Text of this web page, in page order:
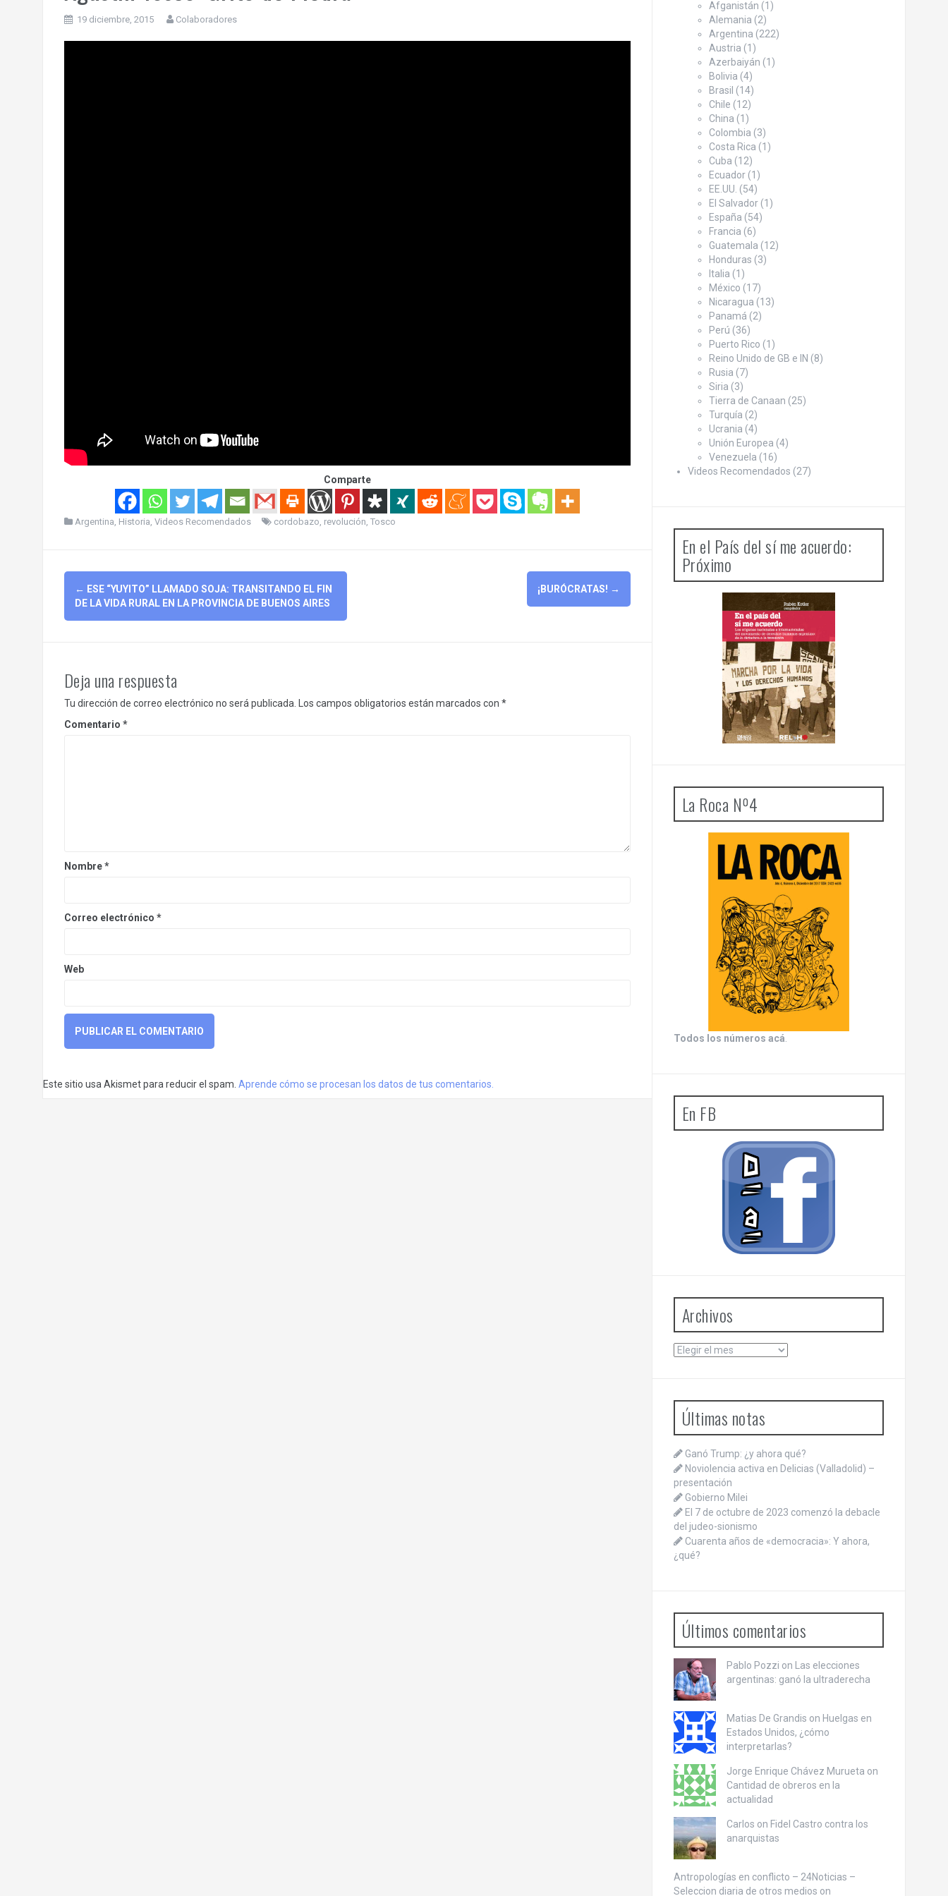
19 diciembre, 2015 Colaboradores
Comparte
Argentina Historia Videos Recomendados cordobazo revolución Tosco
Post
navigation
← ESE “YUYITO” LLAMADO SOJA: TRANSITANDO EL FIN
DE LA VIDA RURAL EN LA PROVINCIA DE BUENOS AIRES
¡BURÓCRATAS! →
Deja una respuesta
Tu dirección de correo electrónico no será publicada. Los campos obligatorios están marcados con *
Comentario *
Nombre*
Correo electrónico *
Web
Este sitio usa Akismet para reducir el spam. Aprende cómo se procesan los datos de tus comentarios.
Afganistán (1)
Alemania (2)
Argentina (222)
Austria (1)
Azerbaiyán (1)
Bolivia (4)
Brasil (14)
Chile (12)
China (1)
Colombia (3)
Costa Rica (1)
Cuba (12)
Ecuador(1)
EE.UU. (54)
El Salvador(1)
España (54)
Francia (6)
Guatemala (12)
Honduras (3)
Italia (1)
México (17)
Nicaragua (13)
Panamá (2)
Perú (36)
Puerto Rico (1)
Reino Unido de GB e IN (8)
Rusia (7)
Siria (3)
Tierra de Canaan (25)
Turquía (2)
Ucrania (4)
Unión Europea (4)
Venezuela (16)
Videos Recomendados (27)
En el País del sí me acuerdo:
Próximo
La Roca Nº4
Todos los números acá.
En FB
Archivos
Archivos
Últimas notas
Ganó Trump: ¿y ahora qué?
Noviolencia activa en Delicias (Valladolid) –
presentación
Gobierno Milei
El 7 de octubre de 2023 comenzó la debacle
del judeo-sionismo
Cuarenta años de «democracia»: Y ahora,
¿qué?
Últimos comentarios
Pablo Pozzi on Las elecciones
argentinas: ganó la ultraderecha
Matias De Grandis on Huelgas en
Estados Unidos, ¿cómo
interpretarlas?
Jorge Enrique Chávez Murueta on
Cantidad de obreros en la
actualidad
Carlos on Fidel Castro contra los
anarquistas
Antropologías en conflicto – 24Noticias –
Seleccion diaria de otros medios on